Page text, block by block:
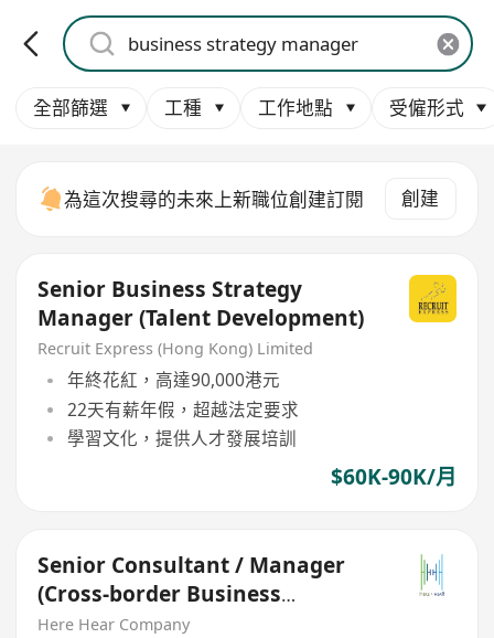
全部篩選 工種 工作地點 受僱形式
為這次搜尋的未來上新職位創建訂閱 創建
Senior Business Strategy
Manager (Talent Development)
Recruit Express (Hong Kong) Limited
年終花紅，高達90,000港元
22天有薪年假，超越法定要求
學習文化，提供人才發展培訓
$60K-90K/月
Senior Consultant / Manager
(Cross-border Business
Strategy)
Here Hear Company